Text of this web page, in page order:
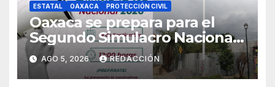
ESTATAL OAXACA PROTECCIÓN CIVIL
Oaxaca se prepara para el
Segundo Simulacro Nacional
2026, que se realizará el 19 de
septiembre
AGO 5, 2026 REDACCIÓN